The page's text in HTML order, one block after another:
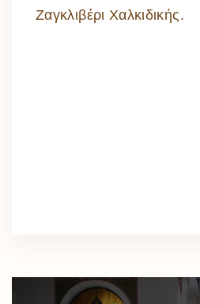
Ζαγκλιβέρι Χαλκιδικής.